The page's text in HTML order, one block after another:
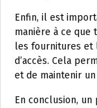
Enfin, il est
manière à ce que
les fournitures et
d’accès. Cela
et de maintenir
En conclusion,